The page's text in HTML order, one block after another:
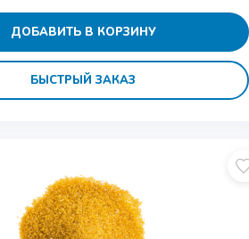
ДОБАВИТЬ В КОРЗИНУ
БЫСТРЫЙ ЗАКАЗ